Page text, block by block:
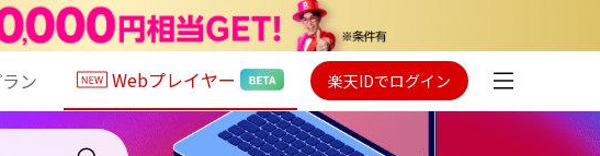
ン Webプレイヤー 楽天IDでログイン